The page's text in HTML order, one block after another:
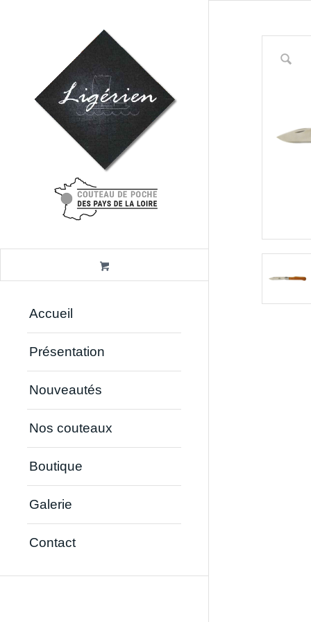
Accueil
Présentation
Nouveautés
Nos couteaux
Boutique
Galerie
Contact